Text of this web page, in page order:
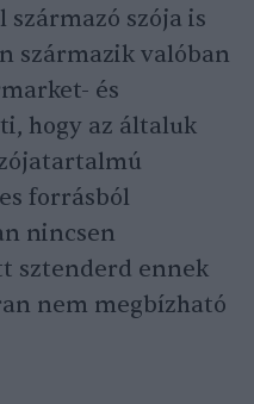
szója is
származik valóban
és
hogy az általuk
forrásból
nincsen
sztenderd ennek
nem megbízható